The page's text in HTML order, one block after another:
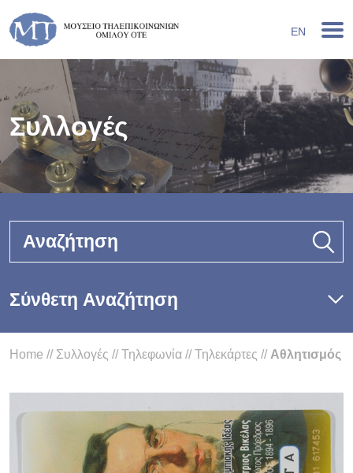
EN
Συλλογές
Αναζήτηση
Σύνθετη Αναζήτηση
Home // Συλλογές //Τηλεφωνία //Τηλεκάρτες // Αθλητισμός